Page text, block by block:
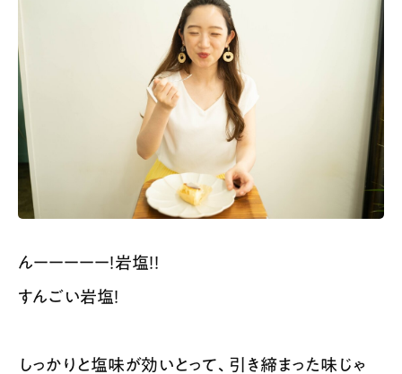
んーーーーー！岩塩！！
すんごい岩塩！
しっかりと塩味が効いとって、引き締まった味じゃ